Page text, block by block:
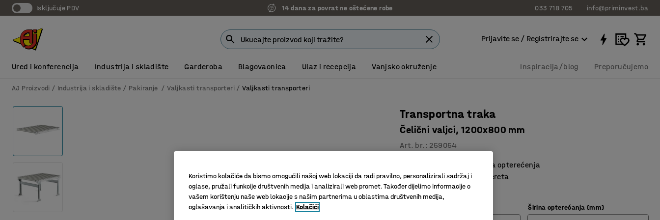
Isključuje PDV 14 dana za povrat ne oštećene robe 033 718 705 info@priminvest.ba
Prijavite se / Registrirajte se
Ured i konferencija Industrija i skladište Garderoba Blagovaonica Ulaz i recepcija Vanjsko okruženje Inspiracija/blog Preporučujemo
AJ Proizvodi Industrija i skladište Pakiranje Valjkasti transporteri Valjkasti transporteri
Transportna traka
Čelični valjci, 1200x800 mm
Art. br. : 259054
Za lagana/srednje-teška opterećenja
Za lakše premještanje tereta
Izdržljivi čelični valjci
Širina opterećanja (mm)
Koristimo kolačiće da bismo omogućili našoj web lokaciji da radi pravilno, personalizirali sadržaj i
oglase, pružali funkcije društvenih medija i analizirali web promet. Također dijelimo informacije o
vašem korištenju naše web lokacije s našim partnerima u oblastima društvenih medija,
oglašavanja i analitičkih aktivnosti. Kolačići